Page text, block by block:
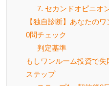
7. セカンドオピニオ
【独自診断】あなたの
0問チェック
判定基準
もしワンルーム投資で
ステップ